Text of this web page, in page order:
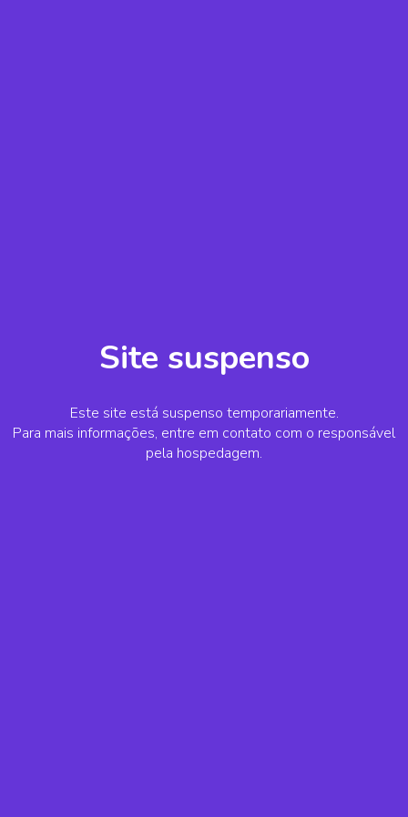
Site suspenso
Este site está suspenso temporariamente.
Para mais informações, entre em contato com o responsável
pela hospedagem.